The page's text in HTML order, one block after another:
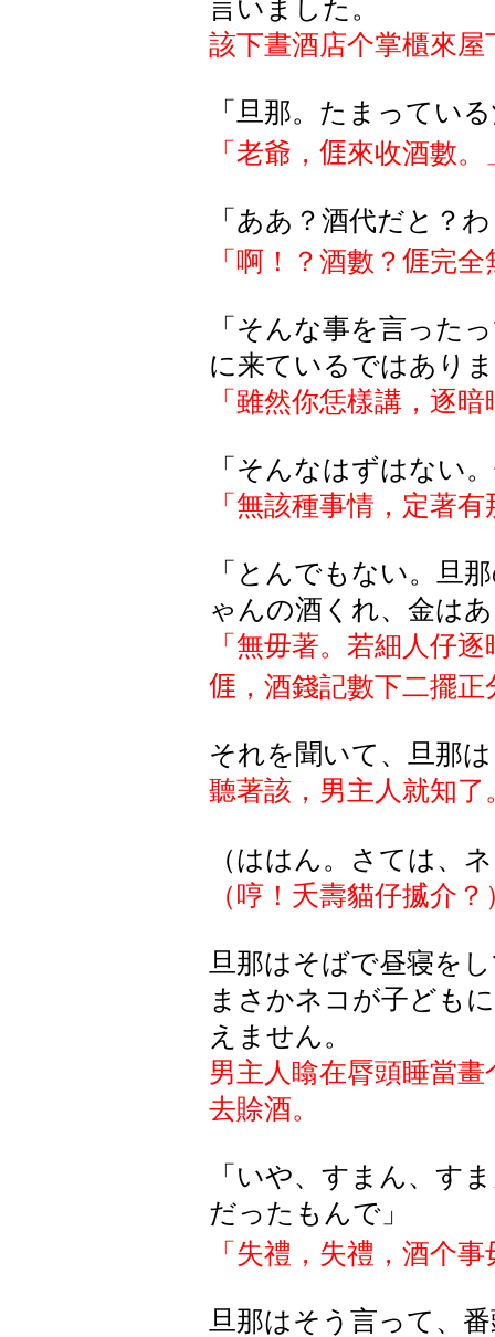
言いました。
該下晝酒店个掌櫃來屋
「旦那。たまってい
「老爺， 𠊎來收酒數。
「ああ？酒代だと？
「啊！？酒數？ 𠊎完全
「そんな事を言った
に来ているではあり
「雖然你恁樣講，逐
「そんなはずはない
「無該種事情，定著
「とんでもない。旦
ゃんの酒くれ、金は
「無毋著。若細人仔
𠊎 ，酒錢記數下二擺正
それを聞いて、旦那
聽著該，男主人就知了
（ははん。 さては、
（哼！夭壽貓仔揻介？
旦那はそばで昼寝を
まさかネコが子ども
えません。
男主人 䁯在脣頭睡當
去賒酒。
「いや、すまん、す
だったもんで」
「失禮，失禮，酒个
旦那はそう言って、